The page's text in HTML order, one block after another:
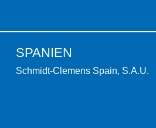
SPANIEN
Schmidt-Clemens Spain, S.A.U.